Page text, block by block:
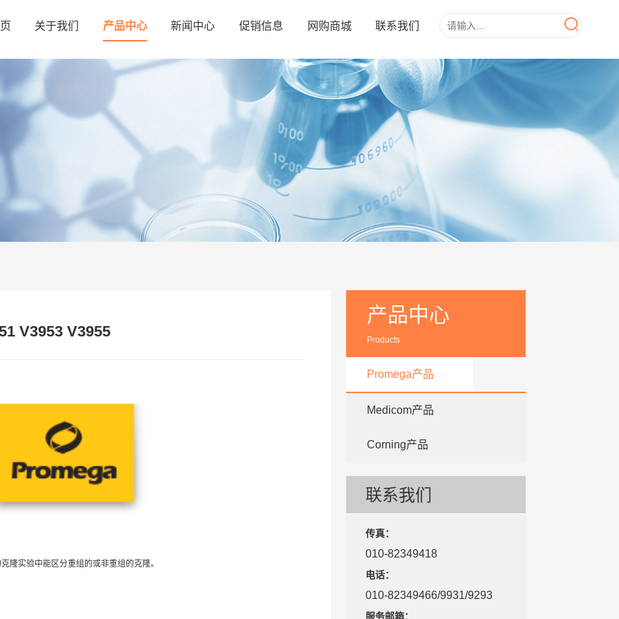
关于我们 产品中心 新闻中心 促销信息 网购商城 联系我们
V3953 V3955
隆实验中能区分重组的或非重组的克隆。
产品中心
Products
Promega产品
Medicom产品
Corning产品
联系我们
传真：
010-82349418
电话：
010-82349466/9931/9293
服务邮箱：